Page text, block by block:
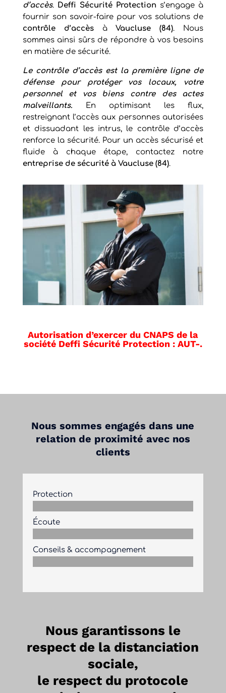
d’accès. Deffi Sécurité Protection s’engage à
fournir son savoir-faire pour vos solutions de
contrôle d’accèsàVaucluse (84). Nous
sommes ainsi sûrs de répondre à vos besoins
en matière de sécurité.
Le contrôle d’accès est la première ligne de
défense pour protéger vos locaux, votre
personnel et vos biens contre des actes
malveillants. En optimisant les flux,
restreignant l’accès aux personnes autorisées
et dissuadant les intrus, le contrôle d’accès
renforce la sécurité. Pour un accès sécurisé et
fluide à chaque étape, contactez notre
entreprise de sécurité à Vaucluse (84).
Autorisation d’exercer du CNAPS de la
société Deffi Sécurité Protection : AUT-.
Nous sommes engagés dans une
relation de proximité avec nos
clients
Protection
Écoute
Conseils & accompagnement
Nous garantissons le
respect de la distanciation
sociale,
le respect du protocole